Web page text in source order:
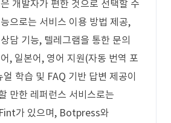
개발자가 편한 것으로 선택할 수
으로는 서비스 이용 방법 제공,
담 기능, 텔레그램을 통한 문의
, 일본어, 영어 지원(자동 번역 포
학습 및 FAQ 기반 답변 제공이
만한 레퍼런스 서비스로는
가 있으며, Botpress와